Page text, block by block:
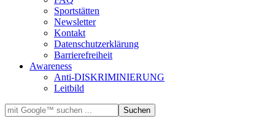
Sportstätten
Newsletter
Kontakt
Datenschutzerklärung
Barrierefreiheit
Awareness
Anti-DISKRIMINIERUNG
Leitbild